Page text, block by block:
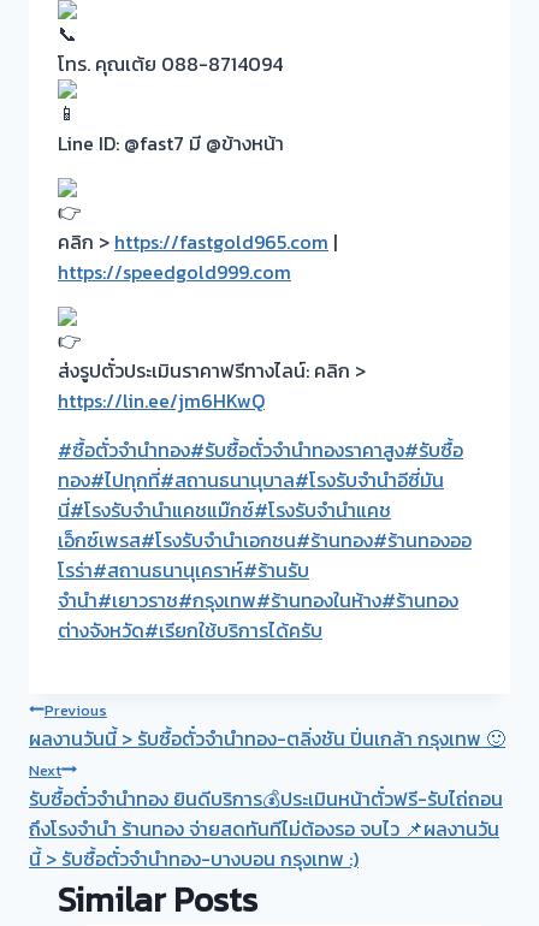
โทร. คุณเต้ย 088-8714094
Line ID: @fast7 มี @ข้างหน้า
คลิก > https://fastgold965.com |
https://speedgold999.com
ส่งรูปตั๋วประเมินราคาฟรีทางไลน์: คลิก >
https://lin.ee/jm6HKwQ
#ซื้อตั๋วจำนำทอง#รับซื้อตั๋วจำนำทองราคาสูง#รับซื้อ
ทอง#ไปทุกที่#สถานธนานุบาล#โรงรับจำนำอีซี่มัน
นี่#โรงรับจำนำแคชแม๊กซ์#โรงรับจำนำแคช
เอ็กซ์เพรส#โรงรับจำนำเอกชน#ร้านทอง#ร้านทองออ
โรร่า#สถานธนานุเคราห์#ร้านรับ
จำนำ#เยาวราช#กรุงเทพ#ร้านทองในห้าง#ร้านทอง
ต่างจังหวัด#เรียกใช้บริการได้ครับ
Post
navigation
Previous
ผลงานวันนี้ > รับซื้อตั๋วจำนำทอง-ตลิ่งชัน ปิ่นเกล้า กรุงเทพ 🙂
Next
รับซื้อตั๋วจำนำทอง ยินดีบริการ💰ประเมินหน้าตั๋วฟรี-รับไถ่ถอน
ถึงโรงจำนำ ร้านทอง จ่ายสดทันทีไม่ต้องรอ จบไว 📌ผลงานวัน
นี้ > รับซื้อตั๋วจำนำทอง-บางบอน กรุงเทพ :)
Similar Posts